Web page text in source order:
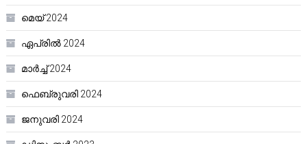
മെയ്‌ 2024
ഏപ്രിൽ 2024
മാർച്ച്‌ 2024
ഫെബ്രുവരി 2024
ജനുവരി 2024